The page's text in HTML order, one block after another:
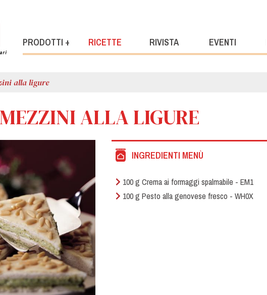
PRODOTTI + RICETTE RIVISTA EVENTI
alla ligure
ALLA LIGURE
INGREDIENTI MENÙ
100 g Crema ai formaggi spalmabile - EM1
100 g Pesto alla genovese fresco - WH0X